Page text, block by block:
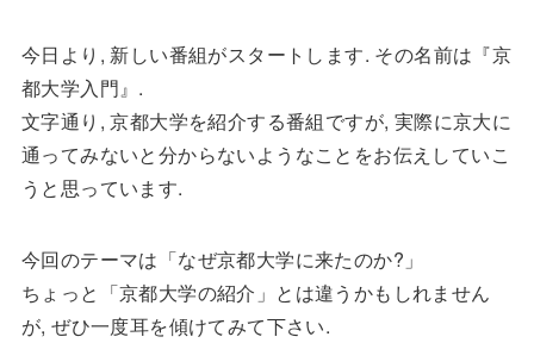
今日より, 新しい番組がスタートします. その名前は『京
都大学入門』.
文字通り, 京都大学を紹介する番組ですが, 実際に京大に
通ってみないと分からないようなことをお伝えしていこ
うと思っています.
今回のテーマは「なぜ京都大学に来たのか?」
ちょっと「京都大学の紹介」とは違うかもしれません
が, ぜひ一度耳を傾けてみて下さい.